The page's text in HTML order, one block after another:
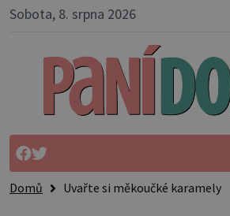
Sobota, 8. srpna 2026
Domů Uvařte si měkoučké karamely